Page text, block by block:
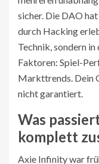
sicher. Die DAO
durch Hacking
Technik, sondern
Faktoren: Spiel-
Markttrends. Dein
nicht garantiert.
Was
komplett
Axie Infinity war